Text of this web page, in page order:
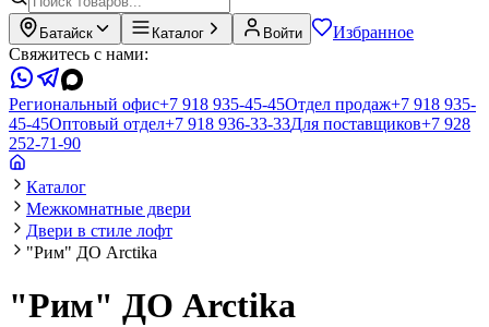
Батайск Каталог Войти
Избранное
Свяжитесь с нами:
Региональный офис+7 918 935-45-45Отдел продаж+7 918 935-
45-45Оптовый отдел+7 918 936-33-33Для поставщиков+7 928
252-71-90
Каталог
Межкомнатные двери
Двери в стиле лофт
"Рим" ДО Arctika
"Рим" ДО Arctika